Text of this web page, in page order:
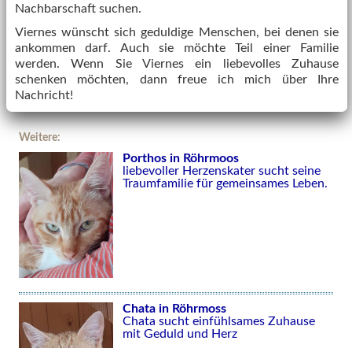
Nachbarschaft suchen.
Viernes wünscht sich geduldige Menschen, bei denen sie
ankommen darf. Auch sie möchte Teil einer Familie
werden. Wenn Sie Viernes ein liebevolles Zuhause
schenken möchten, dann freue ich mich über Ihre
Nachricht!
Weitere:
Porthos in Röhrmoos
liebevoller Herzenskater sucht seine
Traumfamilie für gemeinsames Leben.
Chata in Röhrmoss
Chata sucht einfühlsames Zuhause
mit Geduld und Herz